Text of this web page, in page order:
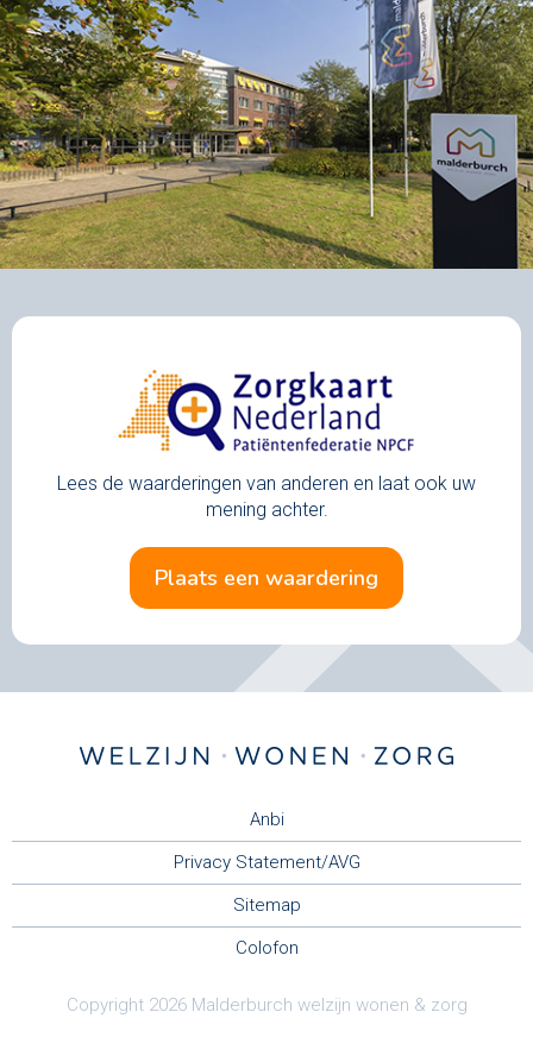
Lees de waarderingen van anderen en laat ook uw
mening achter.
plaats een waardering
Anbi
Privacy Statement/AVG
Sitemap
Colofon
Copyright 2026 Malderburch welzijn wonen & zorg